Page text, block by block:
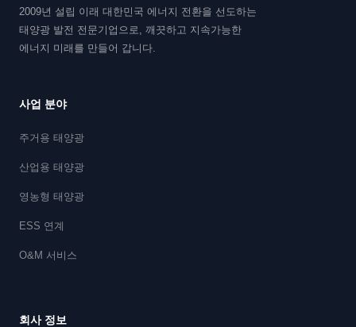
2009년 설립 이래 대한민국 에너지 전환을 선도하는
태양광 발전 전문기업으로, 깨끗하고 지속가능한
에너지 미래를 만들어 갑니다.
사업 분야
주거용 태양광
산업용 태양광
영농형 태양광
ESS 연계
O&M 서비스
회사 정보